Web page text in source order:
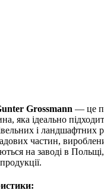
Grossmann — це
яка ідеально
і ландшафтних
частин,
на заводі в